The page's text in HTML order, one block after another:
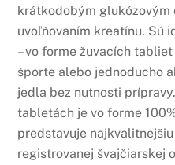
krátkodobým
uvoľňovaním kreatínu. Sú
– vo forme žuvacích
športe alebo jednoducho
jedla bez nutnosti
tabletách je vo forme
predstavuje
registrovanej švajčiarskej